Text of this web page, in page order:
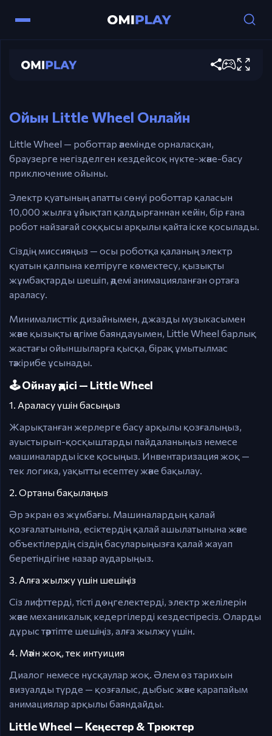
Little Wheel
Тышқан — қозғалу, іске қосу немесе
Ойын Little Wheel Онлайн
Little Wheel — роботтар әлемінде орналасқан,
браузерге негізделген кездейсоқ нүкте-және-басу
приключение ойыны.
Электр қуатының апатты сөнуі роботтар қаласын
10,000 жылға ұйықтап қалдырғаннан кейін, бір ғана
робот найзағай соққысы арқылы қайта іске қосылады.
Сіздің миссияңыз — осы роботқа қаланың электр
қуатын қалпына келтіруге көмектесу, қызықты
жұмбақтарды шешіп, әдемі анимацияланған ортаға
араласу.
Минималисттік дизайнымен, джазды музыкасымен
және қызықты әңгіме баяндауымен, Little Wheel барлық
жастағы ойыншыларға қысқа, бірақ ұмытылмас
тәжірибе ұсынады.
🕹️ Ойнау әдісі — Little Wheel
1. Араласу үшін басыңыз
Жарықтанған жерлерге басу арқылы қозғалыңыз,
ауыстырып-қосқыштарды пайдаланыңыз немесе
машиналарды іске қосыңыз. Инвентаризация жоқ —
тек логика, уақытты есептеу және бақылау.
2. Ортаны бақылаңыз
Әр экран өз жұмбағы. Машиналардың қалай
қозғалатынына, есіктердің қалай ашылатынына және
объектілердің сіздің басуларыңызға қалай жауап
беретіндігіне назар аударыңыз.
3. Алға жылжу үшін шешіңіз
Сіз лифттерді, тісті дөңгелектерді, электр желілерін
және механикалық кедергілерді кездестіресіз. Оларды
дұрыс тәртіпте шешіңіз, алға жылжу үшін.
4. Мәтін жоқ, тек интуиция
Диалог немесе нұсқаулар жоқ. Әлем өз тарихын
визуалды түрде — қозғалыс, дыбыс және қарапайым
анимациялар арқылы баяндайды.
Little Wheel — Кеңестер & Трюктер